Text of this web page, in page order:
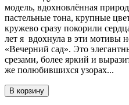
модель, вдохновлённая
пастельные тона, крупные
кружево сразу покорили
лет я вдохнула в эти мотивы
«Вечерний сад». Это
срезами, более яркий и
же полюбившихся узорах...
В корзину